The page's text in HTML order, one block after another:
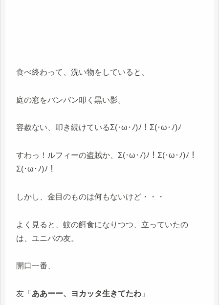
食べ終わって、洗い物をしていると、
庭の窓をバンバン叩く黒い影。
容赦ない、叩き続けているΣ(･ω･ﾉ)ﾉ！Σ(･ω･ﾉ)ﾉ
すわっ！ルフィーの盗賊か、Σ(･ω･ﾉ)ﾉ！Σ(･ω･ﾉ)ﾉ！
Σ(･ω･ﾉ)ﾉ！
しかし、金目のものは何もないけど・・・
よく見ると、蚊の餌食になりつつ、立っていたの
は、ユニバの友。
開口一番、
友「 ああーー、ヨカッタ生きてたわ 」